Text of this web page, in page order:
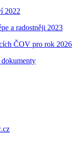
2022
a radostněji 2023
ČOV pro rok 2026